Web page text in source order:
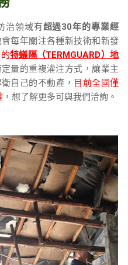
治領域有超過30年的專業經
每年關注各種新技術和新發
特蟻隔（TERMGUARD）地
定量的重複灌注方式，讓業主
自己的不動產， 目前全國僅
，想了解更多可與我們洽詢。